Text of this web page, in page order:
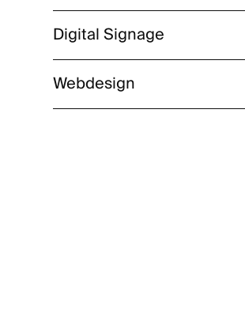
Digital Signage
Webdesign